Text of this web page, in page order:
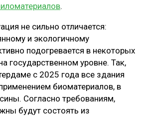
.
не сильно отличается:
и экологичному
подогревается в некоторых
государственном уровне. Так,
с 2025 года все здания
биоматериалов, в
Согласно требованиям,
будут состоять из